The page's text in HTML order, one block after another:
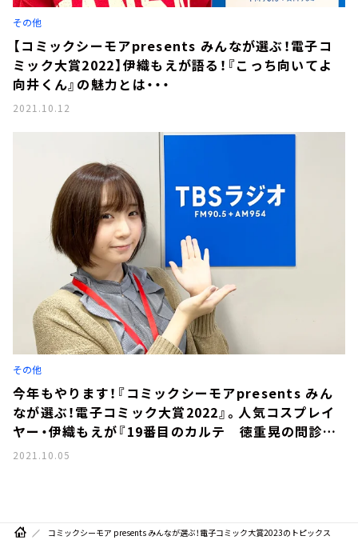
その他
【コミックシーモアpresents みんなが選ぶ！電子コ
ミック大賞2022】伊織もえが語る！『こっち向いてよ
向井くん』の魅力とは・・・
2021.10.12
その他
今年もやります！『コミックシーモアpresents みん
なが選ぶ！電子コミック大賞2022』。人気コスプレイ
ヤー・伊織もえが『19番目のカルテ 徳重晃の問診』
をイチオシするワケとは・・・
2021.10.05
コミックシーモア presents みんなが選ぶ！電子コミック大賞2023のトピックス